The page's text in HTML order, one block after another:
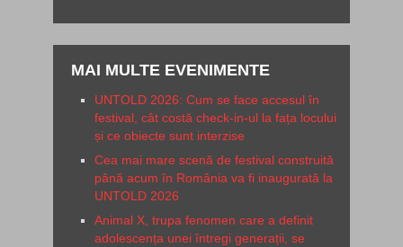
MAI MULTE EVENIMENTE
UNTOLD 2026: Cum se face accesul în
festival, cât costă check-in-ul la fața locului
și ce obiecte sunt interzise
Cea mai mare scenă de festival construită
până acum în România va fi inaugurată la
UNTOLD 2026
Animal X, trupa fenomen care a definit
adolescența unei întregi generații, se